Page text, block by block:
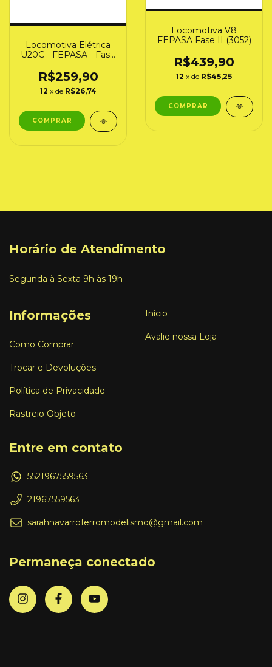
Locomotiva Elétrica
U20C - FEPASA - Fase
R$259,90
12 x de R$26,74
Locomotiva V8
FEPASA Fase II (3052)
R$439,90
12 x de R$45,25
Horário de Atendimento
Segunda à Sexta 9h às 19h
Informações
Como Comprar
Trocar e Devoluções
Política de Privacidade
Rastreio Objeto
Início
Avalie nossa Loja
Entre em contato
5521967559563
21967559563
sarahnavarroferromodelismo@gmail.com
Permaneça conectado